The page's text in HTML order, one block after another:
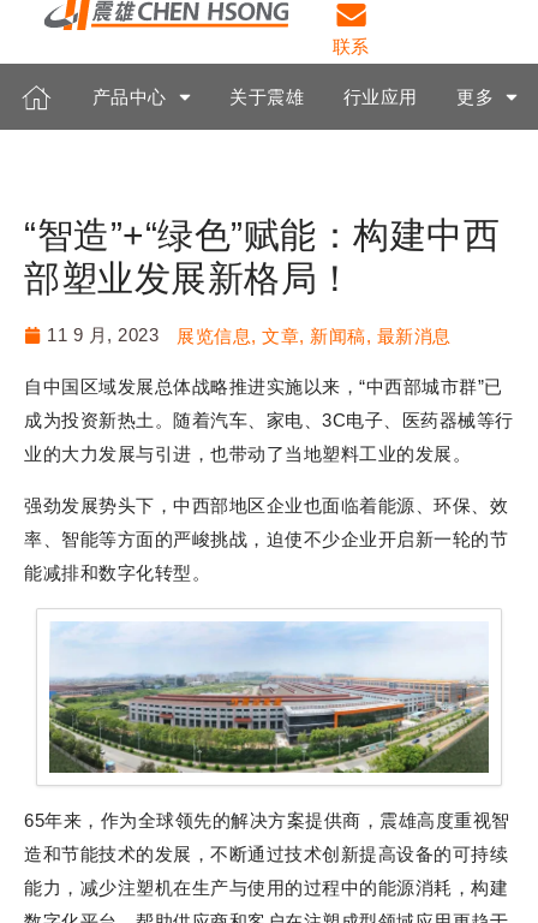
联系
产品中心 关于震雄 行业应用 更多
“智造”+“绿色”赋能：构建中西
部塑业发展新格局！
11 9 月, 2023 展览信息, 文章, 新闻稿, 最新消息
自中国区域发展总体战略推进实施以来，“中西部城市群”已
成为投资新热土。随着汽车、家电、3C电子、医药器械等行
业的大力发展与引进，也带动了当地塑料工业的发展。
强劲发展势头下，中西部地区企业也面临着能源、环保、效
率、智能等方面的严峻挑战，迫使不少企业开启新一轮的节
能减排和数字化转型。
65年来，作为全球领先的解决方案提供商，震雄高度重视智
造和节能技术的发展，不断通过技术创新提高设备的可持续
能力，减少注塑机在生产与使用的过程中的能源消耗，构建